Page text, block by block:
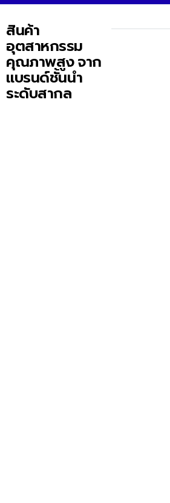
สินค้า
อุตสาหกรรม
คุณภาพสูง จาก
แบรนด์ชั้นนำ
ระดับสากล